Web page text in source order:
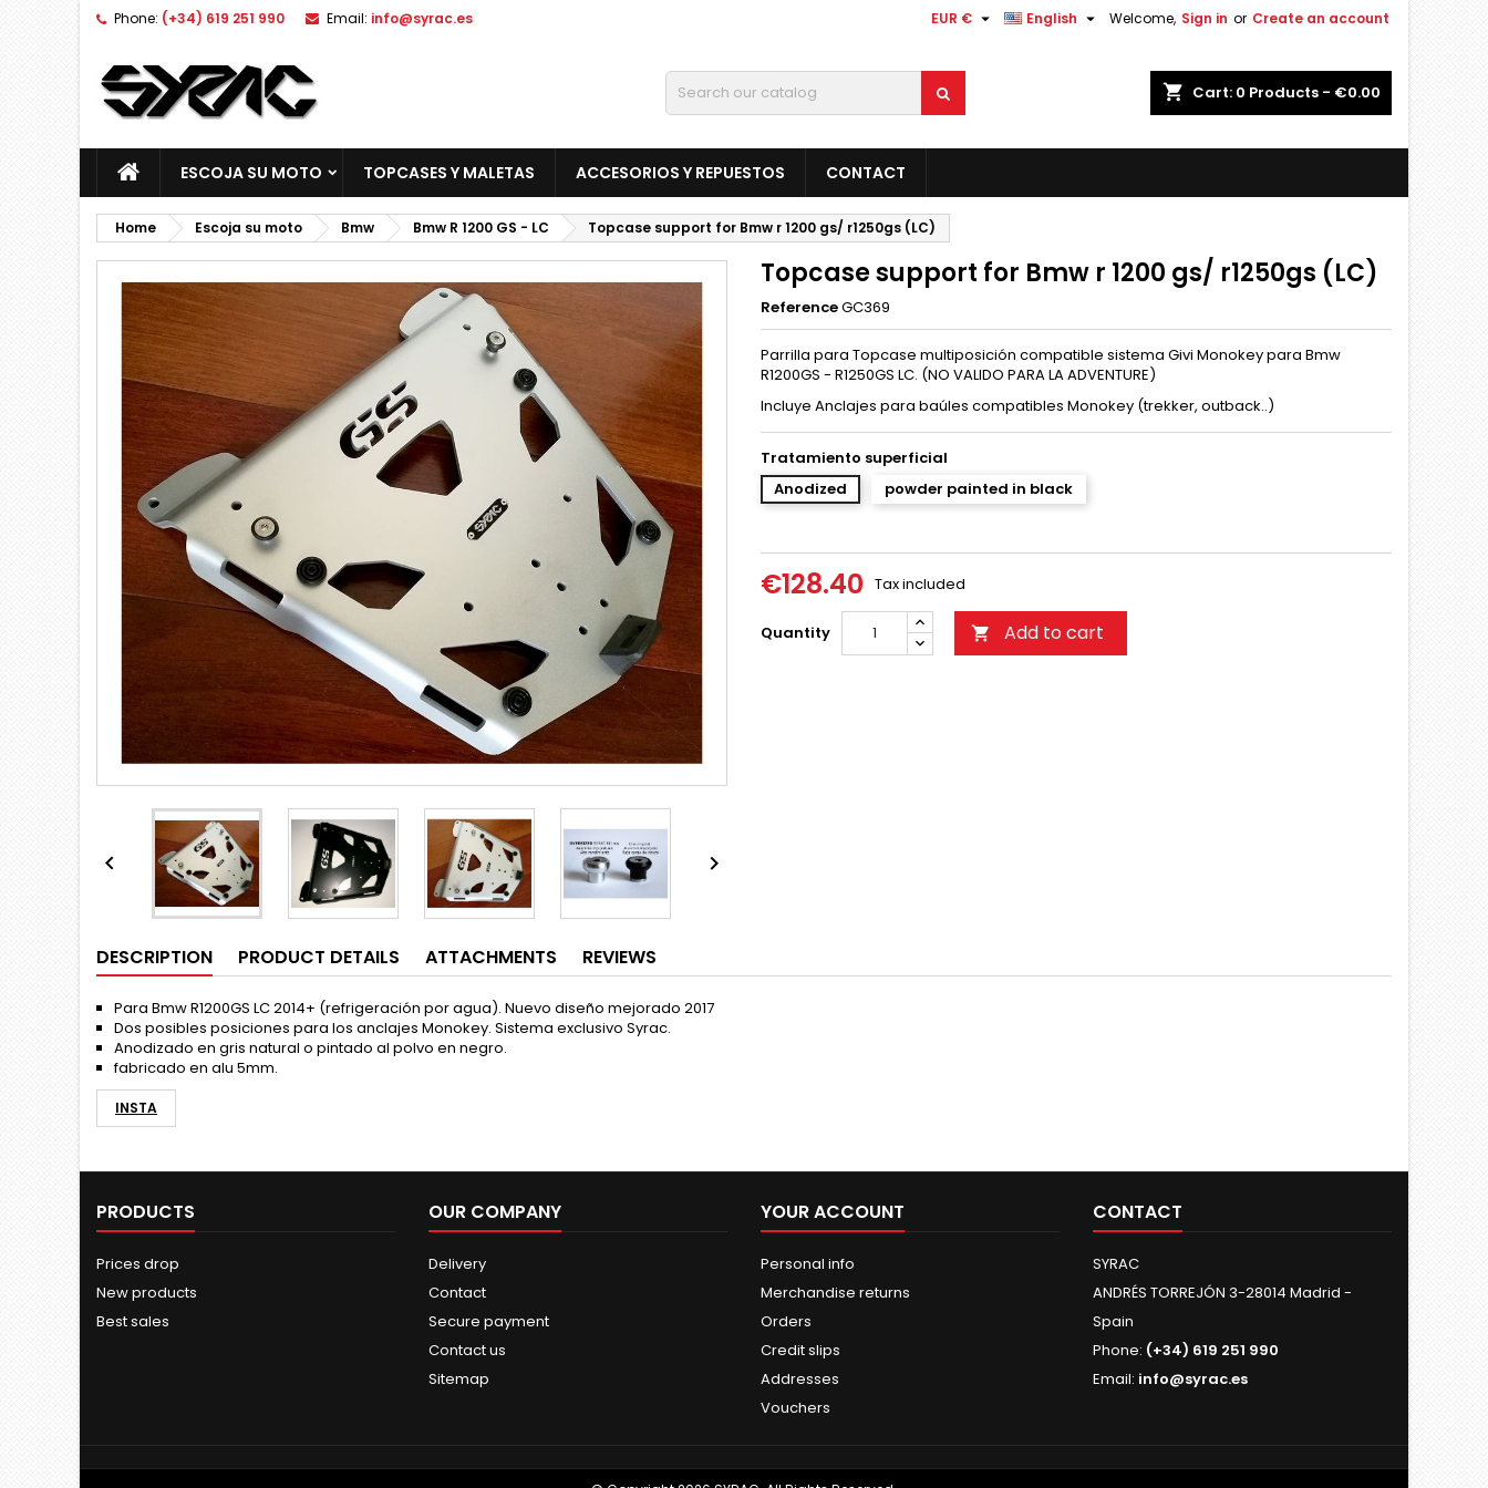
Phone: (+34) 619 251 990 Email: info@syrac.es Welcome, Sign in or Create an account
English 
EUR € 
shopping_cart Cart: 0 Products - €0.00
ESCOJA SU MOTO TOPCASES Y MALETAS ACCESORIOS Y REPUESTOS CONTACT
Home Escoja su moto Bmw Bmw R 1200 GS - LC Topcase support for Bmw r 1200 gs/ r1250gs (LC)
 
Topcase support for Bmw r 1200 gs/ r1250gs (LC)
ReferenceGC369
Parrilla para Topcase multiposición compatible sistema Givi Monokey para Bmw
R1200GS - R1250GS LC. (NO VALIDO PARA LA ADVENTURE)
Incluye Anclajes para baúles compatibles Monokey (trekker, outback..)
Tratamiento superficial
Anodized
powder painted in black
€128.40 Tax included
Quantity  Add to cart
DESCRIPTION PRODUCT DETAILS ATTACHMENTS REVIEWS
Para Bmw R1200GS LC 2014+ (refrigeración por agua). Nuevo diseño mejorado 2017
Dos posibles posiciones para los anclajes Monokey. Sistema exclusivo Syrac.
Anodizado en gris natural o pintado al polvo en negro.
fabricado en alu 5mm.
INSTA
PRODUCTS
Prices drop
New products
Best sales
OUR COMPANY
Delivery
Contact
Secure payment
Contact us
Sitemap
YOUR ACCOUNT
Personal info
Merchandise returns
Orders
Credit slips
Addresses
Vouchers
CONTACT
SYRAC
ANDRÉS TORREJÓN 3-28014 Madrid -
Spain
Phone: (+34) 619 251 990
Email: info@syrac.es